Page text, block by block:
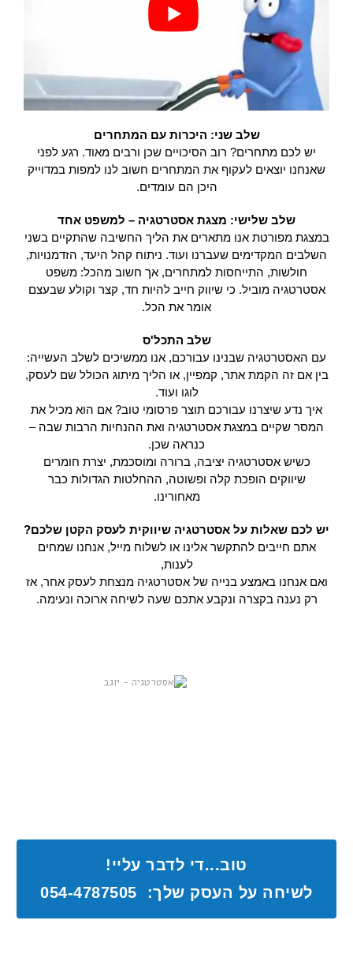
שלב שני: היכרות עם המתחרים
יש לכם מתחרים? רוב הסיכויים שכן ורבים מאוד. רגע לפני
שאנחנו יוצאים לעקוף את המתחרים חשוב לנו למפות במדוייק
היכן הם עומדים.
שלב שלישי: מצגת אסטרטגיה – למשפט אחד
במצגת מפורטת אנו מתארים את הליך החשיבה שהתקיים בשני
השלבים המקדימים שעברנו ועוד. ניתוח קהל היעד, הזדמנויות,
חולשות, התייחסות למתחרים, אך חשוב מהכל: משפט
אסטרטגיה מוביל. כי שיווק חייב להיות חד, קצר וקולע שבעצם
אומר את הכל.
שלב התכל'ס
עם האסטרטגיה שבנינו עבורכם, אנו ממשיכים לשלב העשייה:
בין אם זה הקמת אתר, קמפיין, או הליך מיתוג הכולל שם לעסק,
לוגו ועוד.
איך נדע שיצרנו עבורכם תוצר פרסומי טוב? אם הוא מכיל את
המסר שקיים במצגת אסטרטגיה ואת ההנחיות הרבות שבה –
כנראה שכן.
כשיש אסטרטגיה יציבה, ברורה ומוסכמת, יצרת חומרים
שיווקים הופכת קלה ופשוטה, ההחלטות הגדולות כבר
מאחורינו.
יש לכם שאלות על אסטרטגיה שיווקית לעסק הקטן שלכם?
אתם חייבים להתקשר אלינו או לשלוח מייל, אנחנו שמחים
לענות,
ואם אנחנו באמצע בנייה של אסטרטגיה מנצחת לעסק אחר, אז
רק נענה בקצרה ונקבע אתכם שעה לשיחה ארוכה ונעימה.
טוב...די לדבר עליי!
לשיחה על העסק שלך: 054-4787505